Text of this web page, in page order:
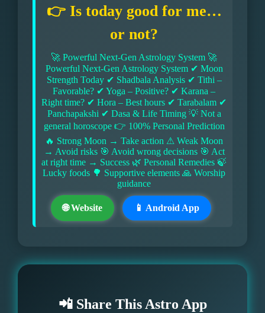
👉 Is today good for me…
or not?
🚀 Powerful Next-Gen Astrology System 🚀
Powerful Next-Gen Astrology System ✔ Moon
Strength Today ✔ Shadbala Analysis ✔ Tithi –
Favorable? ✔ Yoga – Positive? ✔ Karana –
Right time? ✔ Hora – Best hours ✔ Tarabalam ✔
Panchapakshi ✔ Dasa & Life Timing 💡 Not a
general horoscope 👉 100% Personal Prediction
🔥 Strong Moon → Take action ⚠ Weak Moon
→ Avoid risks 🎯 Avoid wrong decisions 🎯 Act
at right time → Success 🌿 Personal Remedies 🍃
Lucky foods 🌳 Supportive elements 🙏 Worship
guidance
🌐 Website 📱 Android App
📲 Share This Astro App